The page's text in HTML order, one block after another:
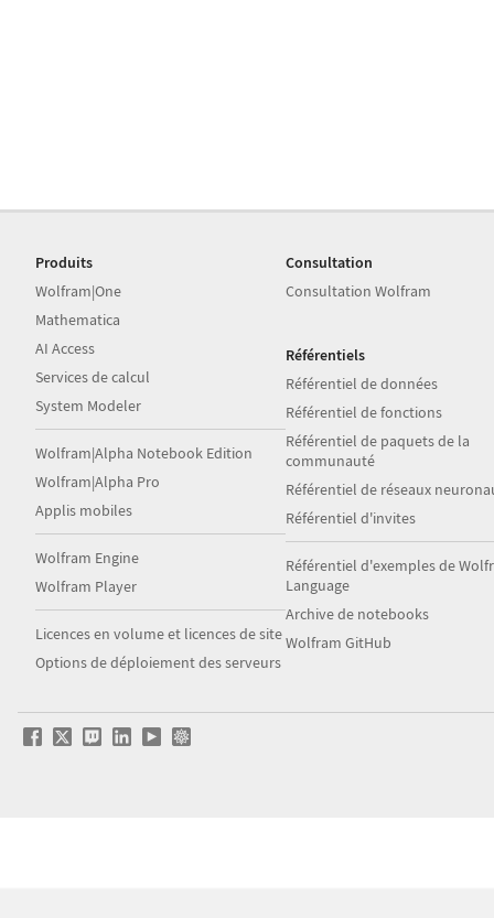
Produits
Wolfram|One
Mathematica
AI Access
Services de calcul
System Modeler
Wolfram|Alpha Notebook Edition
Wolfram|Alpha Pro
Applis mobiles
Wolfram Engine
Wolfram Player
Licences en volume et licences de site
Options de déploiement des serveurs
Consultation
Consultation Wolfram
Référentiels
Référentiel de données
Référentiel de fonctions
Référentiel de paquets de la
communauté
Référentiel de réseaux
Référentiel d'invites
Référentiel d'exemples de
Language
Archive de notebooks
Wolfram GitHub